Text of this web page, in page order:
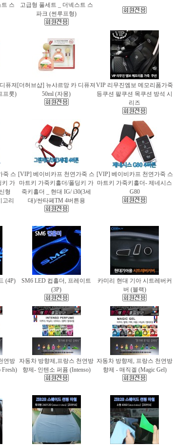
스
고급형 풀세트 _ 더넥스트 스
파크 (썬루프형)
퓨져
프룻)
[더허브샵] 뉴샤르망 카 디퓨져
50ml (자몽)
VIP 리무진엠보 메모리폼가죽
등쿠션 팔쿠션 목쿠션 방석 시
리즈
죽 스
키 가
형
리
[VIP] 베이비카프 천연가죽 스
마트키 가죽키홀더/폴딩키 가
죽키홀더 _ 현대 IG/ i30(3세
대)/싼타페TM 4버튼용
[VIP] 베이비카프 천연가죽 스
마트키 가죽키홀더- 제네시스
G80
(4P)
SM6 LED 컵홀더, 프레이트
(3P)
카미리 현대 기아 시트레버커
버 (블랙)
연방
자동차 방향제,프랑스 천연방
향제- 인텐소 퍼퓸 (Intenso)
자동차 방향제, 프랑스 천연방
향제 - 매직겔 (Magic Gel)